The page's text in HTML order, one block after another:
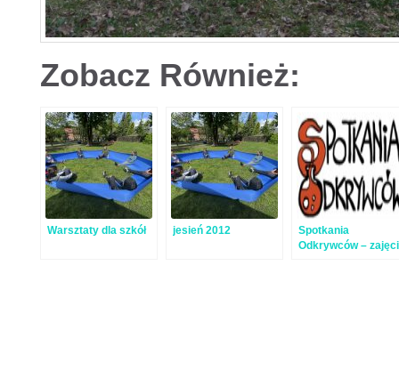
Zobacz Również:
Warsztaty dla szkół jesień 2012
Spotkania
Odkrywców –